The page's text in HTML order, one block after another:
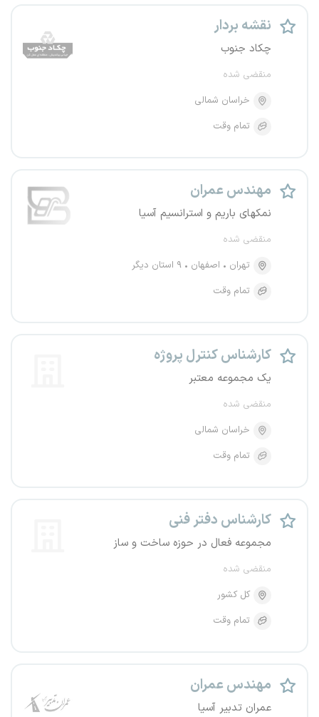
نقشه بردار
چکاد جنوب
منقضی شده
خراسان شمالی
تمام وقت
مهندس عمران
نمکهای باریم و استرانسیم آسیا
منقضی شده
تهران
اصفهان
۹ استان دیگر
تمام وقت
کارشناس کنترل پروژه
یک مجموعه معتبر
منقضی شده
خراسان شمالی
تمام وقت
کارشناس دفتر فنی
مجموعه فعال در حوزه ساخت و ساز
منقضی شده
کل کشور
تمام وقت
مهندس عمران
عمران تدبیر آسیا